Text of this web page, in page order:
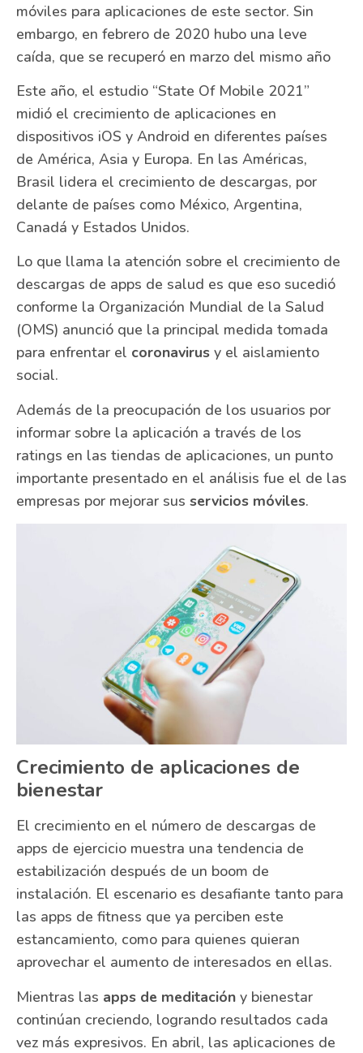
móviles para aplicaciones de este sector. Sin
embargo, en febrero de 2020 hubo una leve
caída, que se recuperó en marzo del mismo año
Este año, el estudio “State Of Mobile 2021”
midió el crecimiento de aplicaciones en
dispositivos iOS y Android en diferentes países
de América, Asia y Europa. En las Américas,
Brasil lidera el crecimiento de descargas, por
delante de países como México, Argentina,
Canadá y Estados Unidos.
Lo que llama la atención sobre el crecimiento de
descargas de apps de salud es que eso sucedió
conforme la Organización Mundial de la Salud
(OMS) anunció que la principal medida tomada
para enfrentar el coronavirus y el aislamiento
social.
Además de la preocupación de los usuarios por
informar sobre la aplicación a través de los
ratings en las tiendas de aplicaciones, un punto
importante presentado en el análisis fue el de las
empresas por mejorar sus servicios móviles.
Crecimiento de aplicaciones de
bienestar
El crecimiento en el número de descargas de
apps de ejercicio muestra una tendencia de
estabilización después de un boom de
instalación. El escenario es desafiante tanto para
las apps de fitness que ya perciben este
estancamiento, como para quienes quieran
aprovechar el aumento de interesados ​​en ellas.
Mientras las apps de meditación y bienestar
continúan creciendo, logrando resultados cada
vez más expresivos. En abril, las aplicaciones de